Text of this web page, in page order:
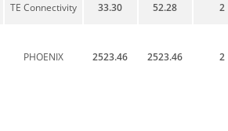
TE Connectivity 33.30 52.28 2
PHOENIX 2523.46 2523.46 2